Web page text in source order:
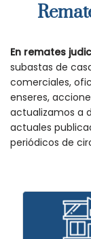
En remates
subastas de
comerciales,
enseres,
actualizamos a
actuales
periódicos de